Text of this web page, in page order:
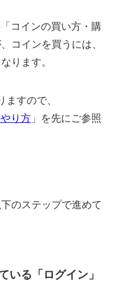
コインの買い方・購
コインを買うには、
ります。
すので、
り方」を先にご参照
のステップで進めて
いる「ログイン」